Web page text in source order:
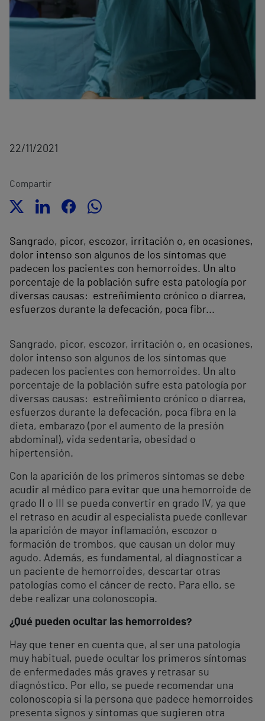
22/11/2021
Compartir
Sangrado, picor, escozor, irritación o, en ocasiones,
dolor intenso son algunos de los síntomas que
padecen los pacientes con hemorroides. Un alto
porcentaje de la población sufre esta patología por
diversas causas: estreñimiento crónico o diarrea,
esfuerzos durante la defecación, poca fibr...
Sangrado, picor, escozor, irritación o, en ocasiones,
dolor intenso son algunos de los síntomas que
padecen los pacientes con hemorroides. Un alto
porcentaje de la población sufre esta patología por
diversas causas: estreñimiento crónico o diarrea,
esfuerzos durante la defecación, poca fibra en la
dieta, embarazo (por el aumento de la presión
abdominal), vida sedentaria, obesidad o
hipertensión.
Con la aparición de los primeros síntomas se debe
acudir al médico para evitar que una hemorroide de
grado II o III se pueda convertir en grado IV, ya que
el retraso en acudir al especialista puede conllevar
la aparición de mayor inflamación, escozor o
formación de trombos, que causan un dolor muy
agudo. Además, es fundamental, al diagnosticar a
un paciente de hemorroides, descartar otras
patologías como el cáncer de recto. Para ello, se
debe realizar una colonoscopia.
¿Qué pueden ocultar las hemorroides?
Hay que tener en cuenta que, al ser una patología
muy habitual, puede ocultar los primeros síntomas
de enfermedades más graves y retrasar su
diagnóstico. Por ello, se puede recomendar una
colonoscopia si la persona que padece hemorroides
presenta signos y síntomas que sugieren otra